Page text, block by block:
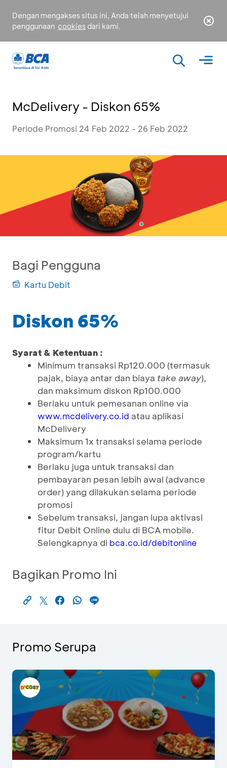
Dengan mengakses situs ini, Anda telah menyetujui
penggunaan cookies dari kami.
McDelivery - Diskon 65%
Periode Promosi 24 Feb 2022 - 26 Feb 2022
Bagi Pengguna
Kartu Debit
Diskon 65%
Syarat & Ketentuan :
Minimum transaksi Rp120.000 (termasuk
pajak, biaya antar dan biaya take away),
dan maksimum diskon Rp100.000
Berlaku untuk pemesanan online via
www.mcdelivery.co.id atau aplikasi
McDelivery
Maksimum 1x transaksi selama periode
program/kartu
Berlaku juga untuk transaksi dan
pembayaran pesan lebih awal (advance
order) yang dilakukan selama periode
promosi
Sebelum transaksi, jangan lupa aktivasi
fitur Debit Online dulu di BCA mobile.
Selengkapnya di bca.co.id/debitonline
Bagikan Promo Ini
Promo Serupa